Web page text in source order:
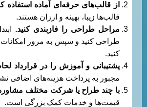
از قالب‌های حرفه‌ای آماده استفاده
قالب‌ها زیبا، بهینه و ارزان هستند.
مراحل طراحی را فازبندی کنید.
طراحی کنید و سپس به مرور امکانات
کنید.
پشتیبانی و آموزش را در قرارداد
مجبور به پرداخت هزینه‌های اضافی
با چند طراح یا شرکت مختلف
قیمت‌ها و خدمات کمک بزرگی است.